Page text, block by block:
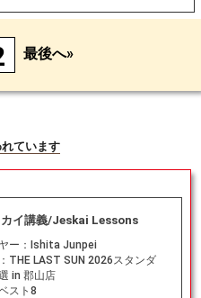
最後へ»
ています
カイ講義/Jeskai Lessons
ー： Ishita Junpei
THE LAST SUN 2026スタンダ
in 郡山店
スト8